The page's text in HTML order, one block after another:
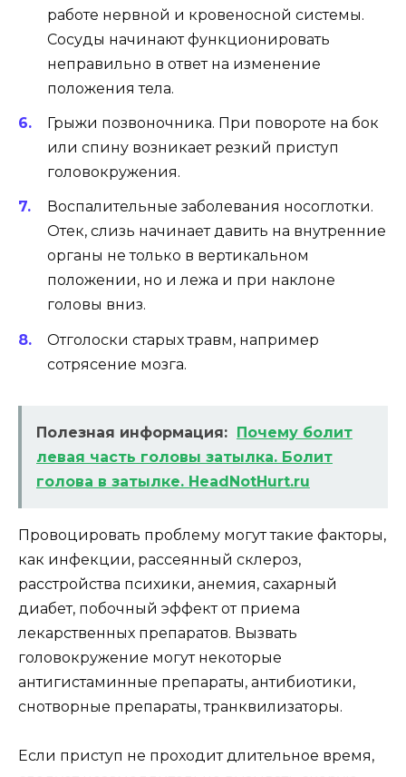
работе нервной и кровеносной системы.
Сосуды начинают функционировать
неправильно в ответ на изменение
положения тела.
Грыжи позвоночника. При повороте на бок
или спину возникает резкий приступ
головокружения.
Воспалительные заболевания носоглотки.
Отек, слизь начинает давить на внутренние
органы не только в вертикальном
положении, но и лежа и при наклоне
головы вниз.
Отголоски старых травм, например
сотрясение мозга.
Полезная информация: Почему болит
левая часть головы затылка. Болит
голова в затылке. HeadNotHurt.ru
Провоцировать проблему могут такие факторы,
как инфекции, рассеянный склероз,
расстройства психики, анемия, сахарный
диабет, побочный эффект от приема
лекарственных препаратов. Вызвать
головокружение могут некоторые
антигистаминные препараты, антибиотики,
снотворные препараты, транквилизаторы.
Если приступ не проходит длительное время,